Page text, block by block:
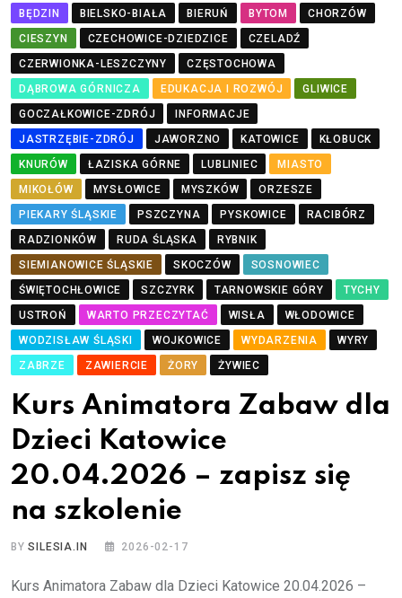
BĘDZIN BIELSKO-BIAŁA BIERUŃ BYTOM
CHORZÓW
CIESZYN
CZECHOWICE-DZIEDZICE
CZELADŹ
CZERWIONKA-LESZCZYNY
CZĘSTOCHOWA
DĄBROWA GÓRNICZA
EDUKACJA I ROZWÓJ
GLIWICE
GOCZAŁKOWICE-ZDRÓJ
INFORMACJE
JASTRZĘBIE-ZDRÓJ
JAWORZNO KATOWICE
KŁOBUCK
KNURÓW
ŁAZISKA GÓRNE LUBLINIEC
MIASTO
MIKOŁÓW
MYSŁOWICE MYSZKÓW
ORZESZE
PIEKARY ŚLĄSKIE
PSZCZYNA PYSKOWICE
RACIBÓRZ
RADZIONKÓW
RUDA ŚLĄSKA
RYBNIK
SIEMIANOWICE ŚLĄSKIE
SKOCZÓW
SOSNOWIEC
ŚWIĘTOCHŁOWICE
SZCZYRK TARNOWSKIE GÓRY
TYCHY
USTROŃ
WARTO PRZECZYTAĆ WISŁA
WŁODOWICE
WODZISŁAW ŚLĄSKI
WOJKOWICE WYDARZENIA
WYRY
ZABRZE
ZAWIERCIE ŻORY ŻYWIEC
Kurs Animatora Zabaw dla
Dzieci Katowice
20.04.2026 – zapisz się
na szkolenie
BYSILESIA.IN 2026-02-17
Kurs Animatora Zabaw dla Dzieci Katowice 20.04.2026 –